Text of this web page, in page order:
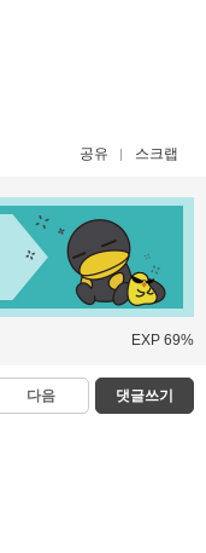
공유 스크랩
EXP 69%
다음 댓글쓰기